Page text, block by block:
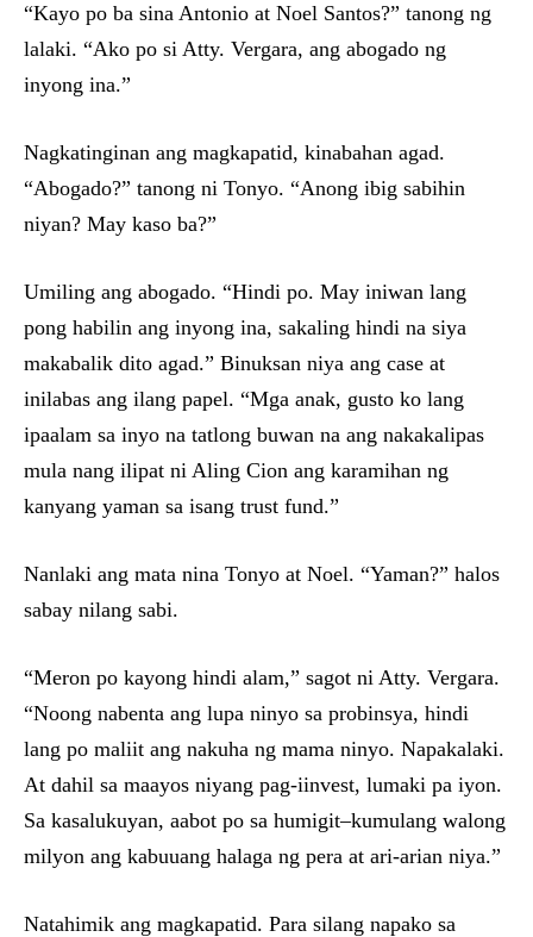
“Kayo po ba sina Antonio at Noel Santos?” tanong ng
lalaki. “Ako po si Atty. Vergara, ang abogado ng
inyong ina.”
Nagkatinginan ang magkapatid, kinabahan agad.
“Abogado?” tanong ni Tonyo. “Anong ibig sabihin
niyan? May kaso ba?”
Umiling ang abogado. “Hindi po. May iniwan lang
pong habilin ang inyong ina, sakaling hindi na siya
makabalik dito agad.” Binuksan niya ang case at
inilabas ang ilang papel. “Mga anak, gusto ko lang
ipaalam sa inyo na tatlong buwan na ang nakakalipas
mula nang ilipat ni Aling Cion ang karamihan ng
kanyang yaman sa isang trust fund.”
Nanlaki ang mata nina Tonyo at Noel. “Yaman?” halos
sabay nilang sabi.
“Meron po kayong hindi alam,” sagot ni Atty. Vergara.
“Noong nabenta ang lupa ninyo sa probinsya, hindi
lang po maliit ang nakuha ng mama ninyo. Napakalaki.
At dahil sa maayos niyang pag-iinvest, lumaki pa iyon.
Sa kasalukuyan, aabot po sa humigit–kumulang walong
milyon ang kabuuang halaga ng pera at ari-arian niya.”
Natahimik ang magkapatid. Para silang napako sa